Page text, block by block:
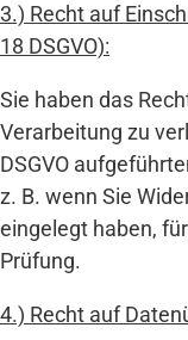
3.) Recht auf
18 DSGVO):
Sie haben das
Verarbeitung zu
DSGVO
z. B. wenn Sie
eingelegt haben,
Prüfung.
4.) Recht auf